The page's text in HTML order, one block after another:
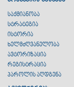
საქმიანობა
სტრატეგია
ისტორია
ხელმძღვანელობა
ავტორიზაცია
რეგისტრაცია
პაროლის აღდგენა